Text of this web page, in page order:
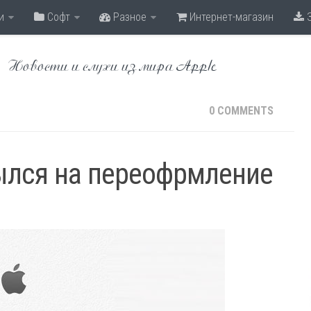
Софт Разное Интернет-магазин
Новости и слухи из мира Apple
0 COMMENTS
на переофрмление